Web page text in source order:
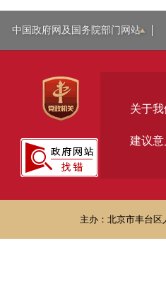
中国政府网及国务院部门网站
关于我
建议意
主办：北京市丰台